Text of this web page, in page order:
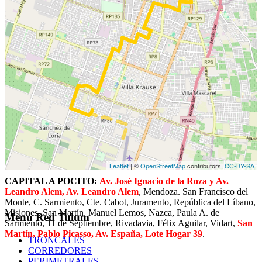
Leaflet| ©OpenStreetMapcontributors, CC-BY-SA
Manuel Lemos, Nazca, Paula A. de Sarmiento, 11 de Septiembre,
Rivadavia, Félix Aguilar, Vidart, San Martín, Plaza Barrio Pocito
Norte.
Recorrido anterior al 8 de junio de 2023:
POCITO a CAPITAL: Lote Hogar 39, Av. España, Pablo
Picasso, San Martín, Vidart, Félix Aguilar, Rivadavia, 11 de
Septiembre, Paula A. de Sarmiento, Nazca, Cenobia Bustos, Manuel
Lemos, San Martín, Misiones, República del Líbano, Juramento,
Cte. Cabot, Carlos Sarmiento, San Francisco del Monte, General
Acha, Av. Córdoba, Av. Rawson, Santa Fe, Salta,Salta, Av. José
Ignacio de la Roza, Av. José Ignacio de la Roza y Av. Leandro
Alem
CAPITAL A POCITO: Av. José Ignacio de la Roza y Av.
Leandro Alem, Av. Leandro Alem, Mendoza. San Francisco del
Monte, C. Sarmiento, Cte. Cabot, Juramento, República del Líbano,
Misiones, San Martín, Manuel Lemos, Nazca, Paula A. de
Sarmiento, 11 de Septiembre, Rivadavia, Félix Aguilar, Vidart, San
Martín, Pablo Picasso, Av. España, Lote Hogar 39.
Menú Red Tulum
TRONCALES
CORREDORES